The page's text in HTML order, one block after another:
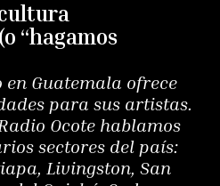
“hagamos
Guatemala ofrece
para sus artistas.
Ocote hablamos
sectores del país:
Livingston, San